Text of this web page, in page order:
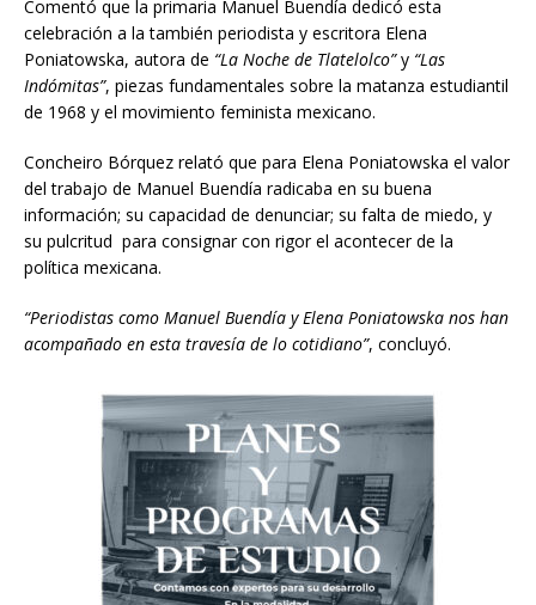
Comentó que la primaria Manuel Buendía dedicó esta
celebración a la también periodista y escritora Elena
Poniatowska, autora de “La Noche de Tlatelolco”y “Las
Indómitas”, piezas fundamentales sobre la matanza estudiantil
de 1968 y el movimiento feminista mexicano.
Concheiro Bórquez relató que para Elena Poniatowska el valor
del trabajo de Manuel Buendía radicaba en su buena
información; su capacidad de denunciar; su falta de miedo, y
su pulcritud para consignar con rigor el acontecer de la
política mexicana.
“Periodistas como Manuel Buendía y Elena Poniatowska nos han
acompañado en esta travesía de lo cotidiano”, concluyó.